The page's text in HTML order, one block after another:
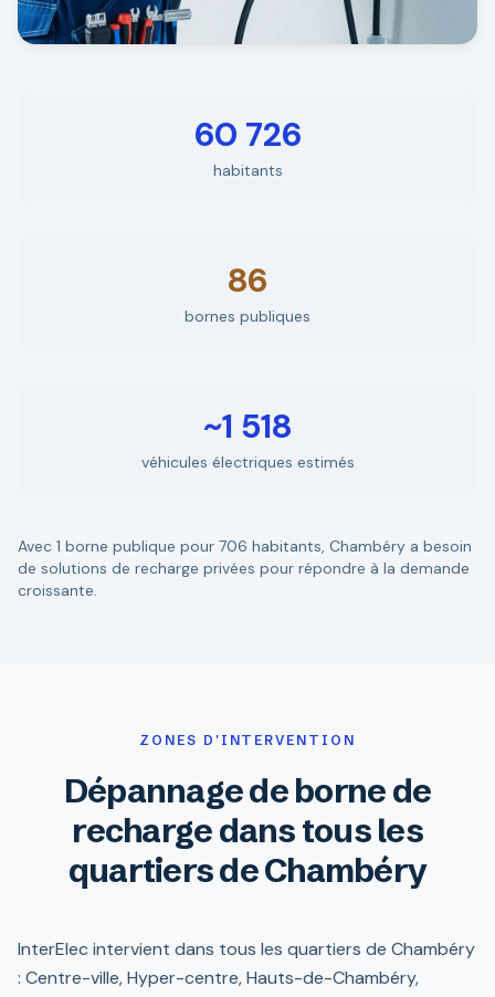
60 726
habitants
86
bornes publiques
~1 518
véhicules électriques estimés
Avec 1 borne publique pour 706 habitants, Chambéry a besoin
de solutions de recharge privées pour répondre à la demande
croissante.
ZONES D'INTERVENTION
Dépannage de borne de
recharge dans tous les
quartiers de Chambéry
InterElec intervient dans tous les quartiers de Chambéry
: Centre-ville, Hyper-centre, Hauts-de-Chambéry,